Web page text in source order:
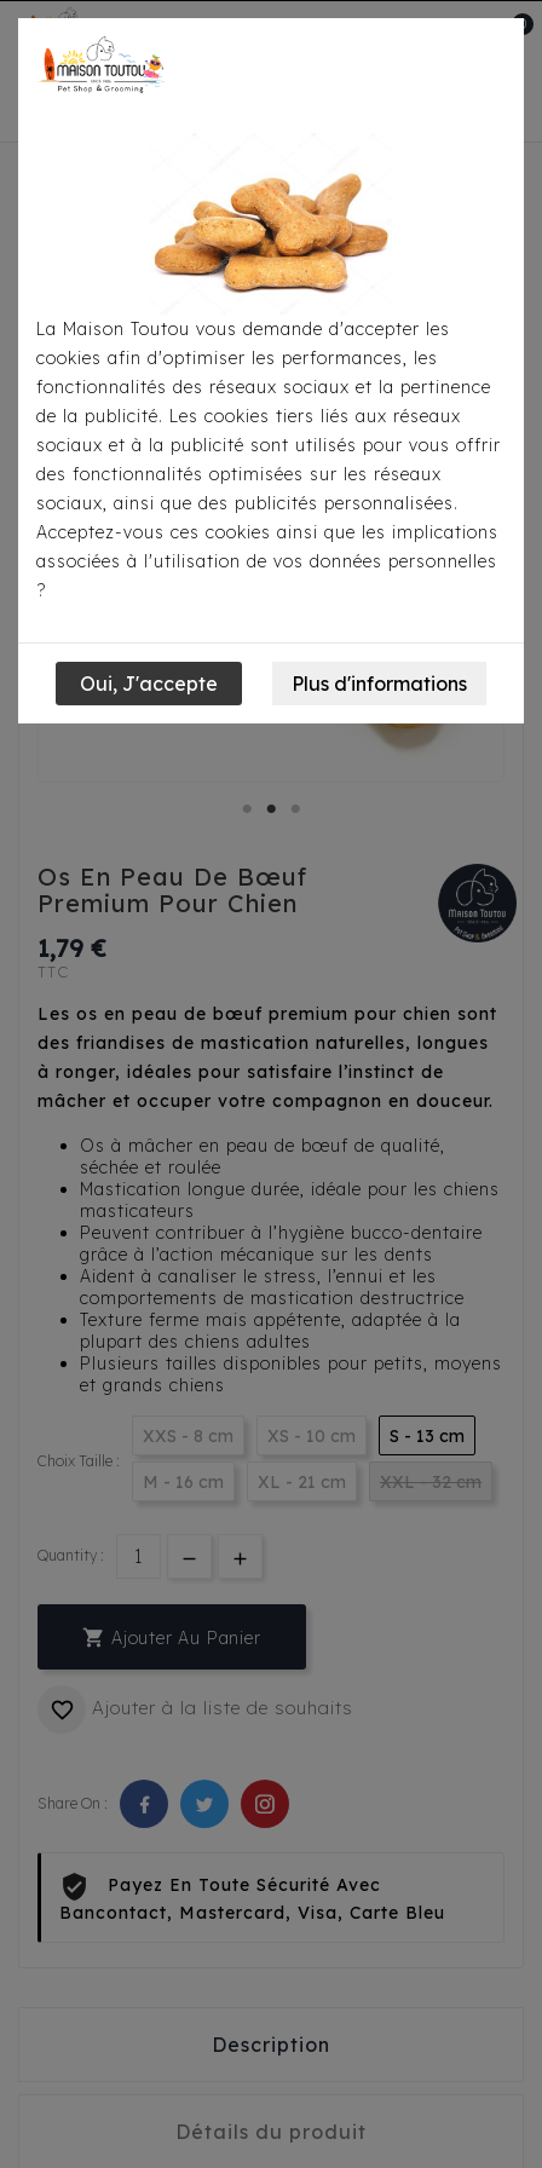
0
Os À Mâcher
De Bœuf Premium Pour Chien
Os En Peau De Bœuf
Premium Pour Chien
1,79 €
TTC
Les os en peau de bœuf premium pour chien sont
des friandises de mastication naturelles, longues
à ronger, idéales pour satisfaire l’instinct de
mâcher et occuper votre compagnon en douceur.
Os à mâcher en peau de bœuf de qualité,
séchée et roulée
Mastication longue durée, idéale pour les chiens
masticateurs
Peuvent contribuer à l’hygiène bucco-dentaire
grâce à l’action mécanique sur les dents
Aident à canaliser le stress, l’ennui et les
comportements de mastication destructrice
Texture ferme mais appétente, adaptée à la
plupart des chiens adultes
Plusieurs tailles disponibles pour petits, moyens
et grands chiens
Choix Taille :
XXS - 8 cm XS - 10 cm S - 13 cm
M - 16 cm XL - 21 cm XXL - 32 cm
Quantity :
 Ajouter Au Panier
 Ajouter à la liste de souhaits
Share On :
Payez En Toute Sécurité Avec
Bancontact, Mastercard, Visa, Carte Bleu
Description
Détails du produit
La Maison Toutou vous demande d'accepter les
cookies afin d'optimiser les performances, les
fonctionnalités des réseaux sociaux et la pertinence
de la publicité. Les cookies tiers liés aux réseaux
sociaux et à la publicité sont utilisés pour vous offrir
des fonctionnalités optimisées sur les réseaux
sociaux, ainsi que des publicités personnalisées.
Acceptez-vous ces cookies ainsi que les implications
associées à l'utilisation de vos données personnelles
?